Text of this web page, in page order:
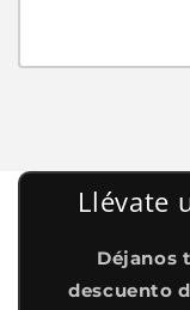
Llévate
Déjanos
descuento